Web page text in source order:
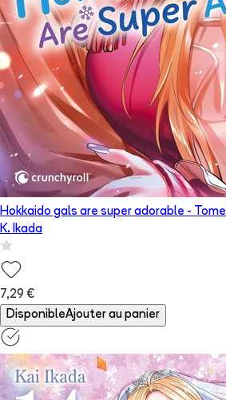
Hokkaido gals are super adorable - Tome
K. Ikada
7,29 €
DisponibleAjouter au panier